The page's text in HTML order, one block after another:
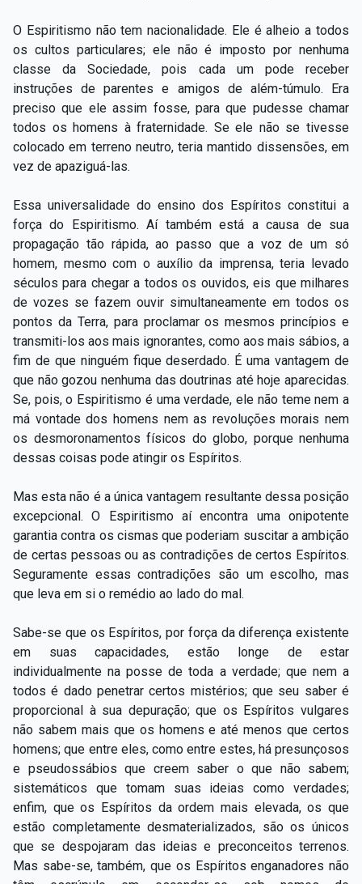
O Espiritismo não tem nacionalidade. Ele é alheio a todos
os cultos particulares; ele não é imposto por nenhuma
classe da Sociedade, pois cada um pode receber
instruções de parentes e amigos de além-túmulo. Era
preciso que ele assim fosse, para que pudesse chamar
todos os homens à fraternidade. Se ele não se tivesse
colocado em terreno neutro, teria mantido dissensões, em
vez de apaziguá-las.
Essa universalidade do ensino dos Espíritos constitui a
força do Espiritismo. Aí também está a causa de sua
propagação tão rápida, ao passo que a voz de um só
homem, mesmo com o auxílio da imprensa, teria levado
séculos para chegar a todos os ouvidos, eis que milhares
de vozes se fazem ouvir simultaneamente em todos os
pontos da Terra, para proclamar os mesmos princípios e
transmiti-los aos mais ignorantes, como aos mais sábios, a
fim de que ninguém fique deserdado. É uma vantagem de
que não gozou nenhuma das doutrinas até hoje aparecidas.
Se, pois, o Espiritismo é uma verdade, ele não teme nem a
má vontade dos homens nem as revoluções morais nem
os desmoronamentos físicos do globo, porque nenhuma
dessas coisas pode atingir os Espíritos.
Mas esta não é a única vantagem resultante dessa posição
excepcional. O Espiritismo aí encontra uma onipotente
garantia contra os cismas que poderiam suscitar a ambição
de certas pessoas ou as contradições de certos Espíritos.
Seguramente essas contradições são um escolho, mas
que leva em si o remédio ao lado do mal.
Sabe-se que os Espíritos, por força da diferença existente
em suas capacidades, estão longe de estar
individualmente na posse de toda a verdade; que nem a
todos é dado penetrar certos mistérios; que seu saber é
proporcional à sua depuração; que os Espíritos vulgares
não sabem mais que os homens e até menos que certos
homens; que entre eles, como entre estes, há presunçosos
e pseudossábios que creem saber o que não sabem;
sistemáticos que tomam suas ideias como verdades;
enfim, que os Espíritos da ordem mais elevada, os que
estão completamente desmaterializados, são os únicos
que se despojaram das ideias e preconceitos terrenos.
Mas sabe-se, também, que os Espíritos enganadores não